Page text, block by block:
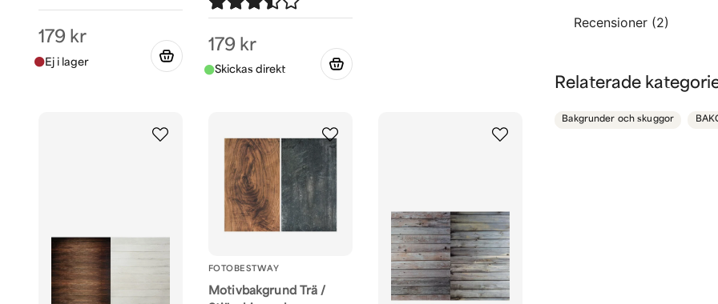
179 kr 179 kr
FOTOBESTWAY
Motivbakgrund Trä /
question
Fråga oss något om
Recensioner (2)
Malin
Relaterade
Bakgrunder och skuggor